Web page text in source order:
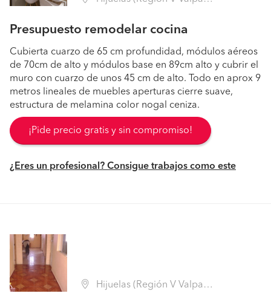
Presupuesto remodelar cocina
Cubierta cuarzo de 65 cm profundidad, módulos aéreos
de 70cm de alto y módulos base en 89cm alto y cubrir el
muro con cuarzo de unos 45 cm de alto. Todo en aprox 9
metros lineales de muebles aperturas cierre suave,
estructura de melamina color nogal ceniza.
¡Pide precio gratis y sin compromiso!
¿Eres un profesional? Consigue trabajos como este
Hijuelas (Región V Valparaíso - Quillota)